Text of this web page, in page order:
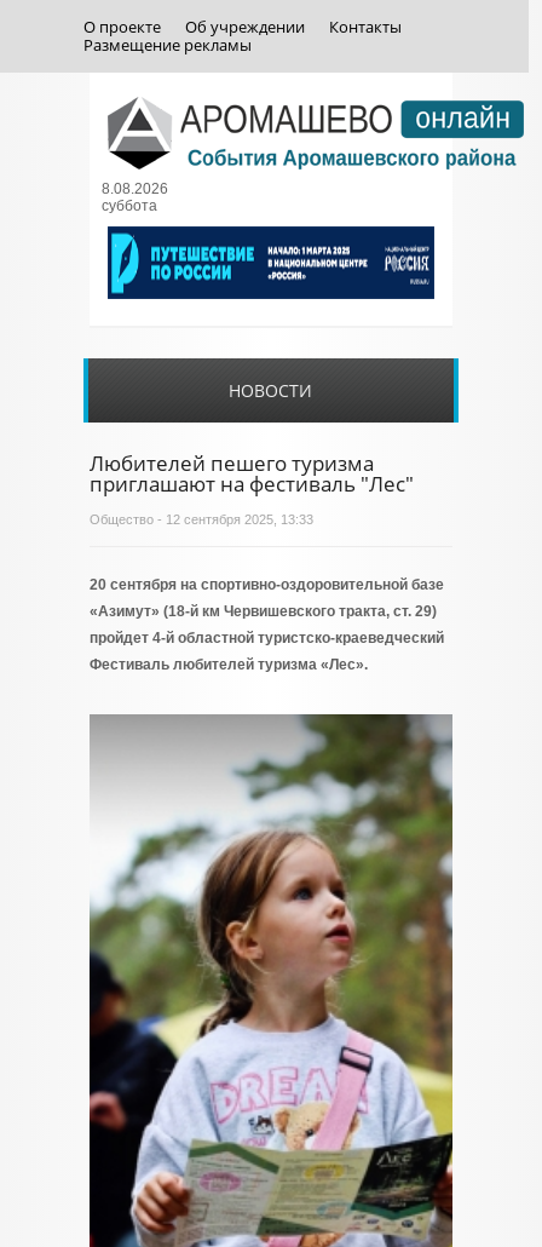
О проекте Об учреждении
Контакты
Размещение рекламы
8.08.2026
суббота
НОВОСТИ
Любителей пешего туризма
приглашают на фестиваль "Лес"
Общество - 12 сентября 2025, 13:33
20 сентября на спортивно-оздоровительной базе
«Азимут» (18-й км Червишевского тракта, ст. 29)
пройдет 4-й областной туристско-краеведческий
Фестиваль любителей туризма «Лес».